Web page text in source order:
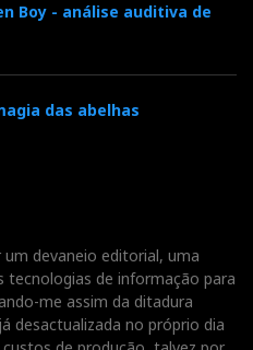
Boy - análise auditiva de
das abelhas
devaneio editorial, uma
de informação para
me assim da ditadura
desactualizada no próprio dia